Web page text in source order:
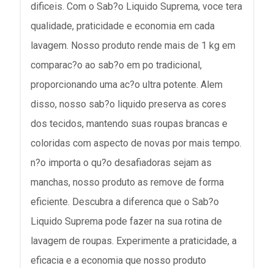
dificeis. Com o Sab?o Liquido Suprema, voce tera
qualidade, praticidade e economia em cada
lavagem. Nosso produto rende mais de 1 kg em
comparac?o ao sab?o em po tradicional,
proporcionando uma ac?o ultra potente. Alem
disso, nosso sab?o liquido preserva as cores
dos tecidos, mantendo suas roupas brancas e
coloridas com aspecto de novas por mais tempo.
n?o importa o qu?o desafiadoras sejam as
manchas, nosso produto as remove de forma
eficiente. Descubra a diferenca que o Sab?o
Liquido Suprema pode fazer na sua rotina de
lavagem de roupas. Experimente a praticidade, a
eficacia e a economia que nosso produto